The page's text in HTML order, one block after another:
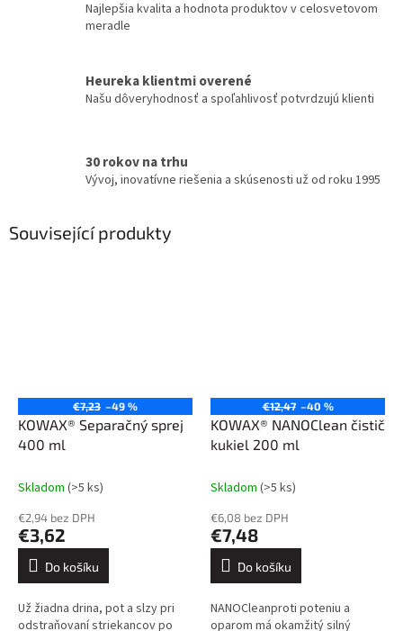
Najlepšia kvalita a hodnota produktov v celosvetovom
meradle
Heureka klientmi overené
Našu dôveryhodnosť a spoľahlivosť potvrdzujú klienti
30 rokov na trhu
Vývoj, inovatívne riešenia a skúsenosti už od roku 1995
Související produkty
€7,23 –49 %
KOWAX® Separačný sprej
400 ml
Skladom (>5 ks)
€2,94 bez DPH
€3,62
Do košíku
Už žiadna drina, pot a slzy pri
odstraňovaní striekancov po
€12,47 –40 %
KOWAX® NANOClean čistič
kukiel 200 ml
Skladom (>5 ks)
€6,08 bez DPH
€7,48
Do košíku
NANOCleanproti poteniu a
oparom má okamžitý silný